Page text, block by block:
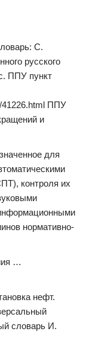
С.
русского
ППУ пункт
41226.html ППУ
и
для
контроля их
нормативно-
…
нефт.
словарь И.